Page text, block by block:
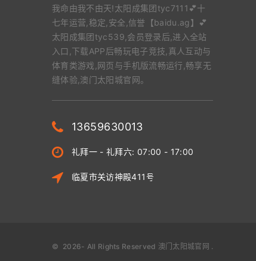
我命由我不由天!太阳成集团tyc7111💕十
七年运营,稳定,安全,信誉【baidu.ag】💕
太阳成集团tyc539,会员登录后,进入全站
入口,下载APP后畅玩电子竞技,真人互动与
体育类游戏,网页与手机版流畅运行,畅享无
缝体验,澳门太阳城官网。
13659630013
礼拜一 - 礼拜六: 07:00 - 17:00
临夏市关访神殿411号
© 2026- All Rights Reserved 澳门太阳城官网 .